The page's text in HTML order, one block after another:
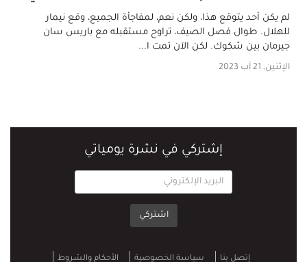
لم يكن أحد يتوقع هذا، ولكن نعم، لمفاجأة الجميع، وقع نيمار
للهلال. طوال فصل الصيف، تراوح مستقبله مع باريس سان
جيرمان بين شكوك. لكن الآن تمت ا...
الإثنين, 21 آب 2023
إشتركي في نشرة يومياتي
اشتركي
إتصل بنا سياسة الخصوصية‎ الأحكام والشروط